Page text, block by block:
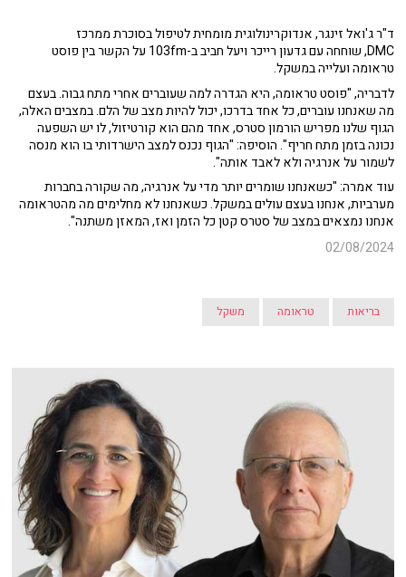
ד"ר ג'ואל זינגר, אנדוקרינולוגית מומחית לטיפול בסוכרת ממרכז
DMC, שוחחה עם גדעון רייכר ויעל חביב ב-103fm
על הקשר בין פוסט
טראומה ועלייה במשקל.
לדבריה, "פוסט טראומה, היא הגדרה למה שעוברים אחרי מתח גבוה. בעצם
מה שאנחנו עוברים, כל אחד בדרכו, יכול להיות מצב של הלם. במצבים האלה,
הגוף שלנו מפריש הורמון סטרס, אחד מהם הוא קורטיזול, לו יש השפעה
נכונה בזמן מתח חריף". הוסיפה: "הגוף נכנס למצב הישרדותי בו הוא מנסה
לשמור על אנרגיה ולא לאבד אותה".
עוד אמרה: "כשאנחנו שומרים יותר מדי על אנרגיה, מה שקורה בחברות
מערביות, אנחנו בעצם עולים במשקל. כשאנחנו לא מחלימים מה מהטראומה
אנחנו נמצאים במצב של סטרס קטן כל הזמן ואז, המאזן משתנה".
02/08/2024
בריאות טראומה משקל